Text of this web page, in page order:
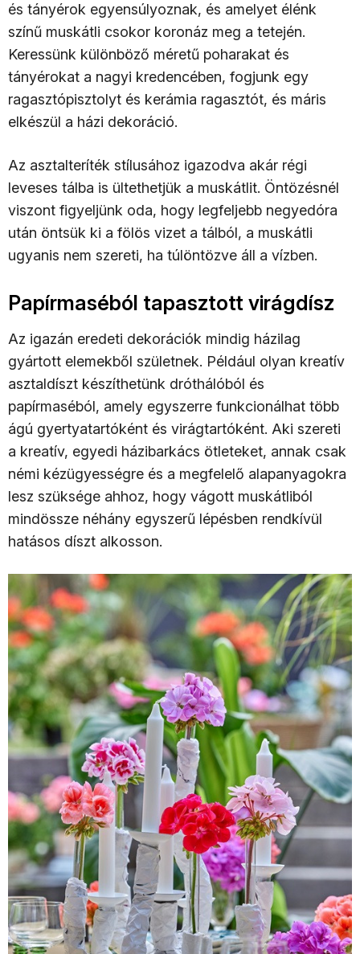
és tányérok egyensúlyoznak, és amelyet élénk
színű muskátli csokor koronáz meg a tetején.
Keressünk különböző méretű poharakat és
tányérokat a nagyi kredencében, fogjunk egy
ragasztópisztolyt és kerámia ragasztót, és máris
elkészül a házi dekoráció.
Az asztalteríték stílusához igazodva akár régi
leveses tálba is ültethetjük a muskátlit. Öntözésnél
viszont figyeljünk oda, hogy legfeljebb negyedóra
után öntsük ki a fölös vizet a tálból, a muskátli
ugyanis nem szereti, ha túlöntözve áll a vízben.
Papírmaséból tapasztott virágdísz
Az igazán eredeti dekorációk mindig házilag
gyártott elemekből születnek. Például olyan kreatív
asztaldíszt készíthetünk dróthálóból és
papírmaséból, amely egyszerre funkcionálhat több
ágú gyertyatartóként és virágtartóként. Aki szereti
a kreatív, egyedi házibarkács ötleteket, annak csak
némi kézügyességre és a megfelelő alapanyagokra
lesz szüksége ahhoz, hogy vágott muskátliból
mindössze néhány egyszerű lépésben rendkívül
hatásos díszt alkosson.